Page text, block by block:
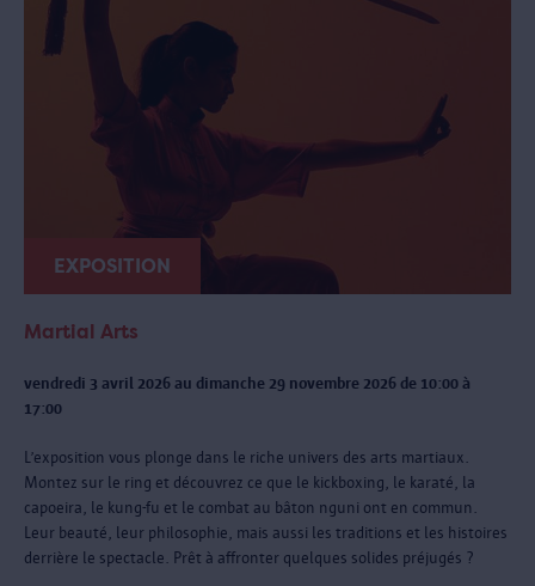
EXPOSITION
Martial Arts
vendredi 3 avril 2026 au dimanche 29 novembre 2026 de 10:00 à
17:00
L’exposition vous plonge dans le riche univers des arts martiaux.
Montez sur le ring et découvrez ce que le kickboxing, le karaté, la
capoeira, le kung-fu et le combat au bâton nguni ont en commun.
Leur beauté, leur philosophie, mais aussi les traditions et les histoires
derrière le spectacle. Prêt à affronter quelques solides préjugés ?